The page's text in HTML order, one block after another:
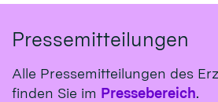
Pressemitteilungen
Alle Pressemitteilungen des
finden Sie im Pressebereich.